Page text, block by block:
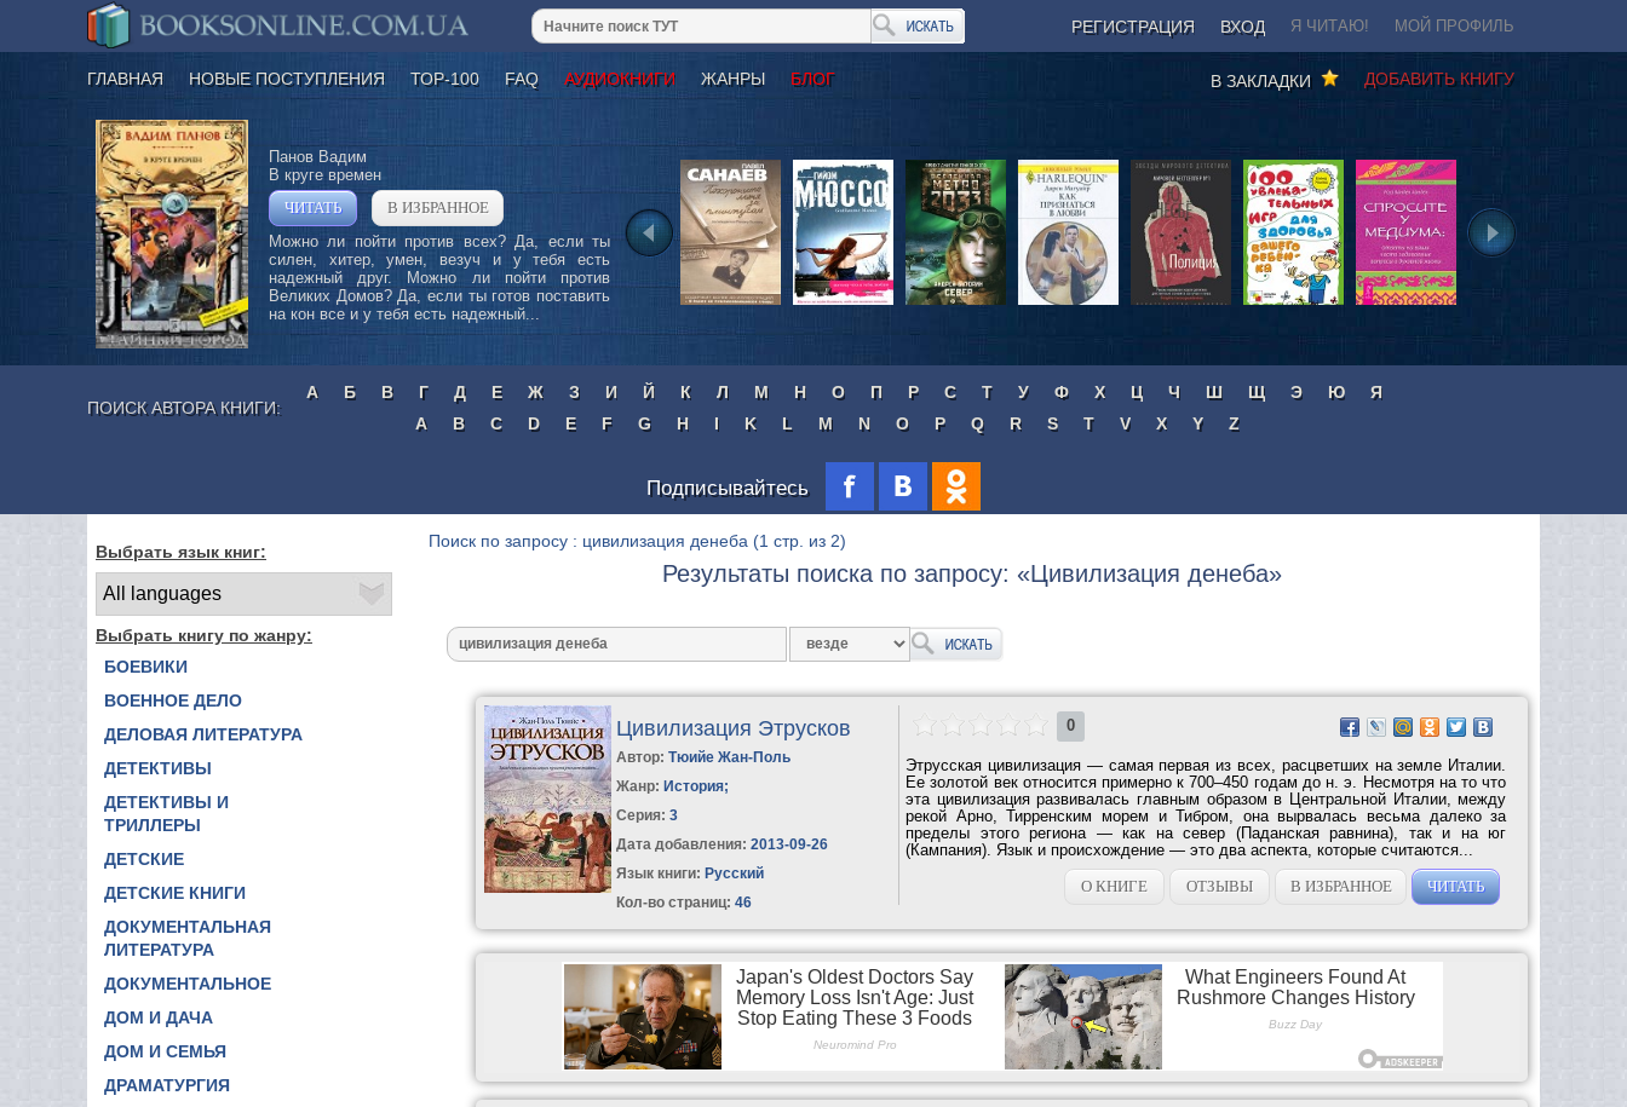
РЕГИСТРАЦИЯ ВХОД Я ЧИТАЮ! МОЙ ПРОФИЛЬ
ГЛАВНАЯ НОВЫЕ ПОСТУПЛЕНИЯ ТОР-100 FAQ АУДИОКНИГИ ЖАНРЫ БЛОГ ДОБАВИТЬ КНИГУ
В ЗАКЛАДКИ
Панов Вадим
В круге времен
ЧИТАТЬ
В ИЗБРАННОЕ
Можно ли пойти против всех? Да, если ты
силен, хитер, умен, везуч и у тебя есть
надежный друг. Можно ли пойти против
Великих Домов? Да, если ты готов поставить
на кон все и у тебя есть надежный...
ПОИСК АВТОРА КНИГИ:
А Б В Г Д Е Ж З И Й К Л М Н О П Р С Т У Ф Х Ц Ч Ш Щ Э Ю
Я
A
B C D E F G H I K L M N O P Q R S T V X Y Z
Подписывайтесь
Выбрать язык книг:
Выбрать книгу по жанру:
БОЕВИКИ
ВОЕННОЕ ДЕЛО
ДЕЛОВАЯ ЛИТЕРАТУРА
ДЕТЕКТИВЫ
ДЕТЕКТИВЫ И
ТРИЛЛЕРЫ
ДЕТСКИЕ
ДЕТСКИЕ КНИГИ
ДОКУМЕНТАЛЬНАЯ
ЛИТЕРАТУРА
ДОКУМЕНТАЛЬНОЕ
ДОМ И ДАЧА
ДОМ И СЕМЬЯ
ДРАМАТУРГИЯ
Поиск по запросу : цивилизация денеба (1 стр. из 2)
Результаты поиска по запросу: «Цивилизация денеба»
Цивилизация Этрусков
Автор:Тюийе Жан-Поль
Жанр: История;
Серия:3
Дата добавления: 2013-09-26
Язык книги: Русский
Кол-во страниц: 46
0
Этрусская цивилизация — самая первая из всех, расцветших на земле Италии.
Ее золотой век относится примерно к 700–450 годам до н. э. Несмотря на то что
эта цивилизация развивалась главным образом в Центральной Италии, между
рекой Арно, Тирренским морем и Тибром, она вырвалась весьма далеко за
пределы этого региона — как на север (Паданская равнина), так и на юг
(Кампания). Язык и происхождение — это два аспекта, которые считаются...
О КНИГЕ
ОТЗЫВЫ В ИЗБРАННОЕ ЧИТАТЬ